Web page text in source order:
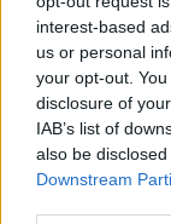
interest-based
us or personal
your opt-out.
disclosure of
IAB’s list of
also be
Downstream